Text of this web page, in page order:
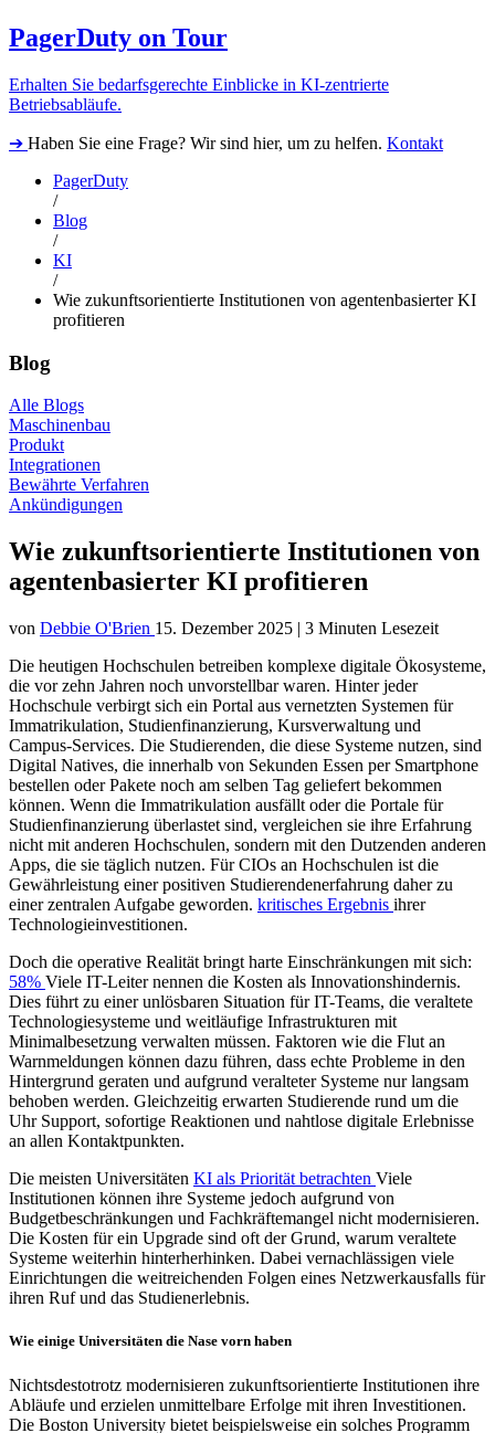
PagerDuty on Tour
Erhalten Sie bedarfsgerechte Einblicke in KI-zentrierte
Betriebsabläufe.
➔ Haben Sie eine Frage? Wir sind hier, um zu helfen. Kontakt
PagerDuty
/
Blog
/
KI
/
Wie zukunftsorientierte Institutionen von agentenbasierter KI
profitieren
Blog
Alle Blogs
Maschinenbau
Produkt
Integrationen
Bewährte Verfahren
Ankündigungen
Wie zukunftsorientierte Institutionen von
agentenbasierter KI profitieren
von Debbie O'Brien 15. Dezember 2025 | 3 Minuten Lesezeit
Die heutigen Hochschulen betreiben komplexe digitale Ökosysteme,
die vor zehn Jahren noch unvorstellbar waren. Hinter jeder
Hochschule verbirgt sich ein Portal aus vernetzten Systemen für
Immatrikulation, Studienfinanzierung, Kursverwaltung und
Campus-Services. Die Studierenden, die diese Systeme nutzen, sind
Digital Natives, die innerhalb von Sekunden Essen per Smartphone
bestellen oder Pakete noch am selben Tag geliefert bekommen
können. Wenn die Immatrikulation ausfällt oder die Portale für
Studienfinanzierung überlastet sind, vergleichen sie ihre Erfahrung
nicht mit anderen Hochschulen, sondern mit den Dutzenden anderen
Apps, die sie täglich nutzen. Für CIOs an Hochschulen ist die
Gewährleistung einer positiven Studierendenerfahrung daher zu
einer zentralen Aufgabe geworden. kritisches Ergebnis ihrer
Technologieinvestitionen.
Doch die operative Realität bringt harte Einschränkungen mit sich:
58% Viele IT-Leiter nennen die Kosten als Innovationshindernis.
Dies führt zu einer unlösbaren Situation für IT-Teams, die veraltete
Technologiesysteme und weitläufige Infrastrukturen mit
Minimalbesetzung verwalten müssen. Faktoren wie die Flut an
Warnmeldungen können dazu führen, dass echte Probleme in den
Hintergrund geraten und aufgrund veralteter Systeme nur langsam
behoben werden. Gleichzeitig erwarten Studierende rund um die
Uhr Support, sofortige Reaktionen und nahtlose digitale Erlebnisse
an allen Kontaktpunkten.
Die meisten Universitäten KI als Priorität betrachten Viele
Institutionen können ihre Systeme jedoch aufgrund von
Budgetbeschränkungen und Fachkräftemangel nicht modernisieren.
Die Kosten für ein Upgrade sind oft der Grund, warum veraltete
Systeme weiterhin hinterherhinken. Dabei vernachlässigen viele
Einrichtungen die weitreichenden Folgen eines Netzwerkausfalls für
ihren Ruf und das Studienerlebnis.
Wie einige Universitäten die Nase vorn haben
Nichtsdestotrotz modernisieren zukunftsorientierte Institutionen ihre
Abläufe und erzielen unmittelbare Erfolge mit ihren Investitionen.
Die Boston University bietet beispielsweise ein solches Programm